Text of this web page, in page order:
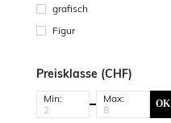
grafisch
Figur
Preisklasse (CHF)
Min: Max: OK